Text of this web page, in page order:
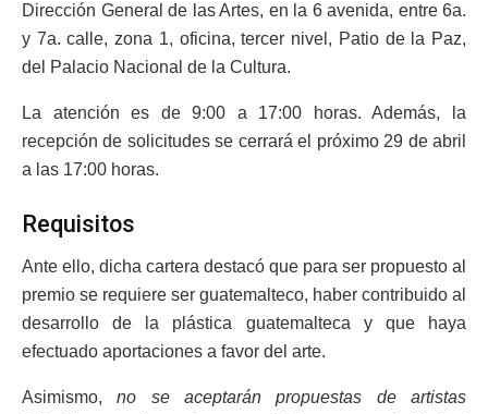
Dirección General de las Artes, en la 6 avenida, entre 6a.
y 7a. calle, zona 1, oficina, tercer nivel, Patio de la Paz,
del Palacio Nacional de la Cultura.
La atención es de 9:00 a 17:00 horas. Además, la
recepción de solicitudes se cerrará el próximo 29 de abril
a las 17:00 horas.
Requisitos
Ante ello, dicha cartera destacó que para ser propuesto al
premio se requiere ser guatemalteco, haber contribuido al
desarrollo de la plástica guatemalteca y que haya
efectuado aportaciones a favor del arte.
Asimismo,no se aceptarán propuestas de artistas